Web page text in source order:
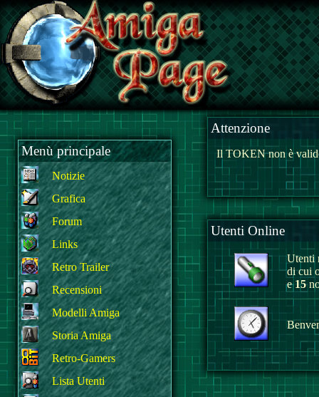
Menù principale
Notizie
Grafica
Forum
Links
Retro Trailer
Recensioni
Modelli Amiga
Storia Amiga
Retro-Gamers
Lista Utenti
Attenzione
Il TOKEN non è
Utenti Online
Utenti
di cui
e15